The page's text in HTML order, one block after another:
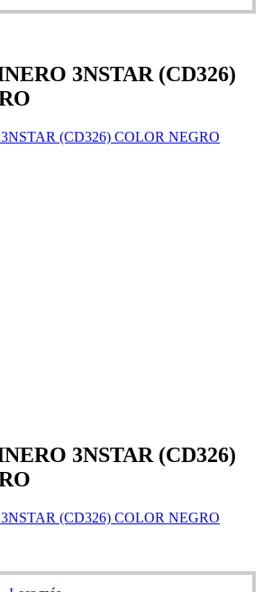
3NSTAR (CD326)
(CD326) COLOR NEGRO
3NSTAR (CD326)
(CD326) COLOR NEGRO